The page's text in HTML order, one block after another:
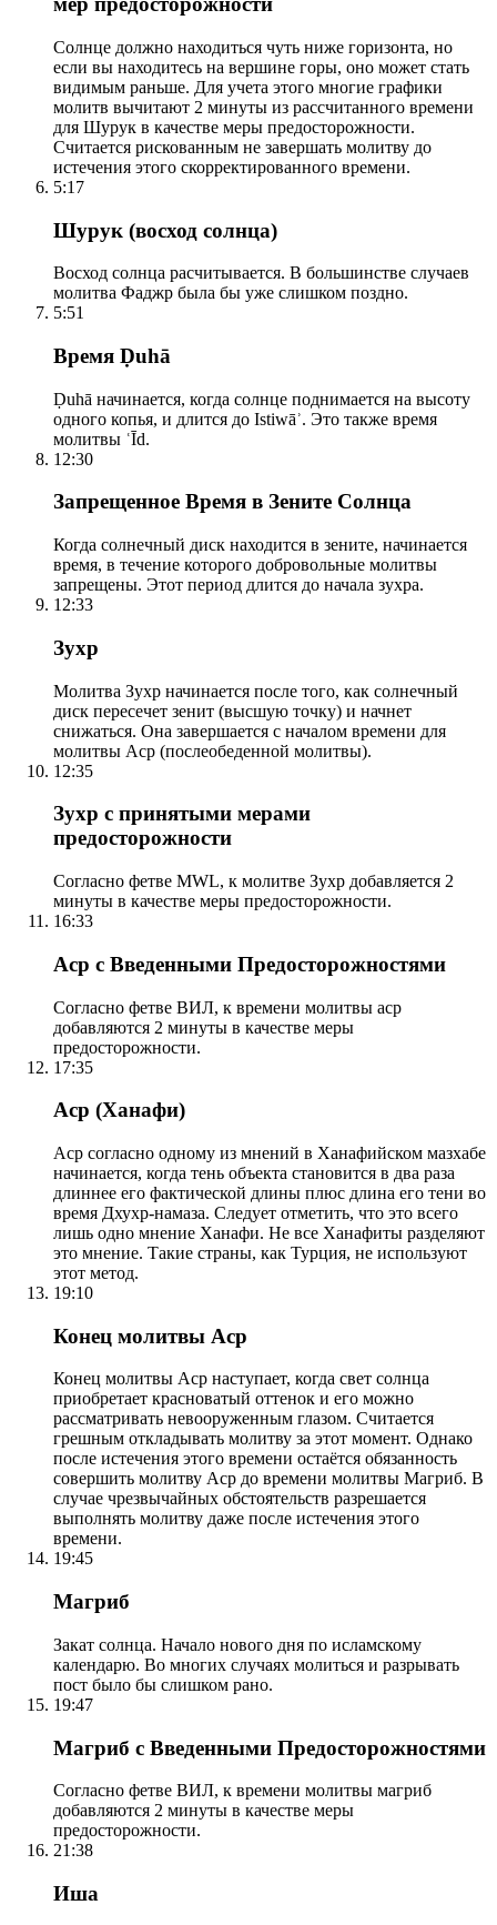
Солнце должно находиться чуть ниже горизонта, но
если вы находитесь на вершине горы, оно может стать
видимым раньше. Для учета этого многие графики
молитв вычитают 2 минуты из рассчитанного времени
для Шурук в качестве меры предосторожности.
Считается рискованным не завершать молитву до
истечения этого скорректированного времени.
5:17
Шурук (восход солнца)
Восход солнца расчитывается. В большинстве случаев
молитва Фаджр была бы уже слишком поздно.
5:51
Время Ḍuhā
Ḍuhā начинается, когда солнце поднимается на высоту
одного копья, и длится до Istiwāʾ. Это также время
молитвы ʿĪd.
12:30
Запрещенное Время в Зените Солнца
Когда солнечный диск находится в зените, начинается
время, в течение которого добровольные молитвы
запрещены. Этот период длится до начала зухра.
12:33
Зухр
Молитва Зухр начинается после того, как солнечный
диск пересечет зенит (высшую точку) и начнет
снижаться. Она завершается с началом времени для
молитвы Аср (послеобеденной молитвы).
12:35
Зухр с принятыми мерами
предосторожности
Согласно фетве MWL, к молитве Зухр добавляется 2
минуты в качестве меры предосторожности.
16:33
Аср с Введенными Предосторожностями
Согласно фетве ВИЛ, к времени молитвы аср
добавляются 2 минуты в качестве меры
предосторожности.
17:35
Аср (Ханафи)
Аср согласно одному из мнений в Ханафийском мазхабе
начинается, когда тень объекта становится в два раза
длиннее его фактической длины плюс длина его тени во
время Дхухр-намаза. Следует отметить, что это всего
лишь одно мнение Ханафи. Не все Ханафиты разделяют
это мнение. Такие страны, как Турция, не используют
этот метод.
19:10
Конец молитвы Аср
Конец молитвы Аср наступает, когда свет солнца
приобретает красноватый оттенок и его можно
рассматривать невооруженным глазом. Считается
грешным откладывать молитву за этот момент. Однако
после истечения этого времени остаётся обязанность
совершить молитву Аср до времени молитвы Магриб. В
случае чрезвычайных обстоятельств разрешается
выполнять молитву даже после истечения этого
времени.
19:45
Магриб
Закат солнца. Начало нового дня по исламскому
календарю. Во многих случаях молиться и разрывать
пост было бы слишком рано.
19:47
Магриб с Введенными Предосторожностями
Согласно фетве ВИЛ, к времени молитвы магриб
добавляются 2 минуты в качестве меры
предосторожности.
21:38
Иша